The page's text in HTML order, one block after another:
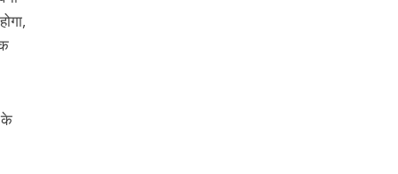
के